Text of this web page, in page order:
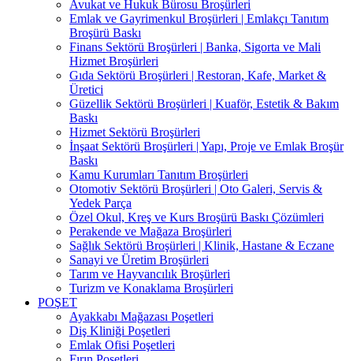
Avukat ve Hukuk Bürosu Broşürleri
Emlak ve Gayrimenkul Broşürleri | Emlakçı Tanıtım
Broşürü Baskı
Finans Sektörü Broşürleri | Banka, Sigorta ve Mali
Hizmet Broşürleri
Gıda Sektörü Broşürleri | Restoran, Kafe, Market &
Üretici
Güzellik Sektörü Broşürleri | Kuaför, Estetik & Bakım
Baskı
Hizmet Sektörü Broşürleri
İnşaat Sektörü Broşürleri | Yapı, Proje ve Emlak Broşür
Baskı
Kamu Kurumları Tanıtım Broşürleri
Otomotiv Sektörü Broşürleri | Oto Galeri, Servis &
Yedek Parça
Özel Okul, Kreş ve Kurs Broşürü Baskı Çözümleri
Perakende ve Mağaza Broşürleri
Sağlık Sektörü Broşürleri | Klinik, Hastane & Eczane
Sanayi ve Üretim Broşürleri
Tarım ve Hayvancılık Broşürleri
Turizm ve Konaklama Broşürleri
POŞET
Ayakkabı Mağazası Poşetleri
Diş Kliniği Poşetleri
Emlak Ofisi Poşetleri